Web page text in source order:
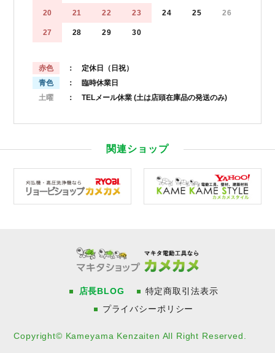
20 21 22 23 24 25 26
27 28 29 30
赤色
： 定休日（日祝）
青色
： 臨時休業日
土曜
： TELメール休業 (土は店頭在庫品の発送のみ)
関連ショップ
店長BLOG
特定商取引法表示
プライバシーポリシー
Copyright© Kameyama Kenzaiten All Right Reserved.